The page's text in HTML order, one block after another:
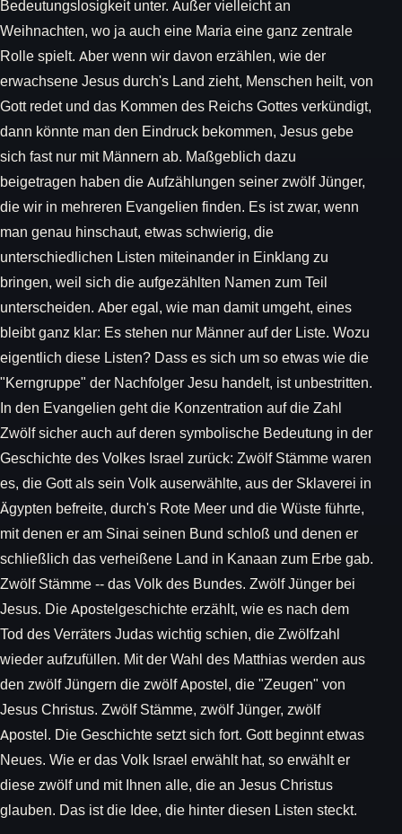
Bedeutungslosigkeit unter. Außer vielleicht an
Weihnachten, wo ja auch eine Maria eine ganz zentrale
Rolle spielt. Aber wenn wir davon erzählen, wie der
erwachsene Jesus durch's Land zieht, Menschen heilt, von
Gott redet und das Kommen des Reichs Gottes verkündigt,
dann könnte man den Eindruck bekommen, Jesus gebe
sich fast nur mit Männern ab. Maßgeblich dazu
beigetragen haben die Aufzählungen seiner zwölf Jünger,
die wir in mehreren Evangelien finden. Es ist zwar, wenn
man genau hinschaut, etwas schwierig, die
unterschiedlichen Listen miteinander in Einklang zu
bringen, weil sich die aufgezählten Namen zum Teil
unterscheiden. Aber egal, wie man damit umgeht, eines
bleibt ganz klar: Es stehen nur Männer auf der Liste. Wozu
eigentlich diese Listen? Dass es sich um so etwas wie die
"Kerngruppe" der Nachfolger Jesu handelt, ist unbestritten.
In den Evangelien geht die Konzentration auf die Zahl
Zwölf sicher auch auf deren symbolische Bedeutung in der
Geschichte des Volkes Israel zurück: Zwölf Stämme waren
es, die Gott als sein Volk auserwählte, aus der Sklaverei in
Ägypten befreite, durch's Rote Meer und die Wüste führte,
mit denen er am Sinai seinen Bund schloß und denen er
schließlich das verheißene Land in Kanaan zum Erbe gab.
Zwölf Stämme -- das Volk des Bundes. Zwölf Jünger bei
Jesus. Die Apostelgeschichte erzählt, wie es nach dem
Tod des Verräters Judas wichtig schien, die Zwölfzahl
wieder aufzufüllen. Mit der Wahl des Matthias werden aus
den zwölf Jüngern die zwölf Apostel, die "Zeugen" von
Jesus Christus. Zwölf Stämme, zwölf Jünger, zwölf
Apostel. Die Geschichte setzt sich fort. Gott beginnt etwas
Neues. Wie er das Volk Israel erwählt hat, so erwählt er
diese zwölf und mit Ihnen alle, die an Jesus Christus
glauben. Das ist die Idee, die hinter diesen Listen steckt.